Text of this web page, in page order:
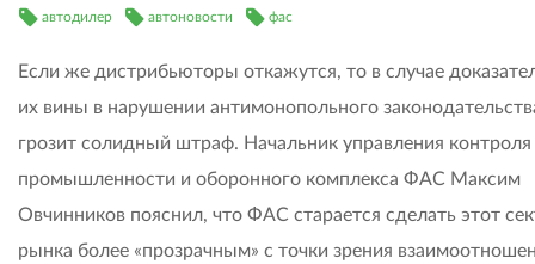
автодилер автоновости фас
Если же дистрибьюторы откажутся, то в случае
их вины в нарушении антимонопольного
грозит солидный штраф. Начальник управления контроля
промышленности и оборонного комплекса ФАС Максим
Овчинников пояснил, что ФАС старается сделать этот
рынка более «прозрачным» с точки зрения